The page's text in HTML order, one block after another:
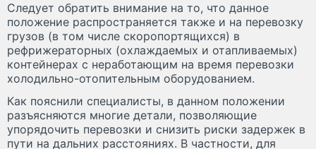
Следует обратить внимание на то, что данное
положение распространяется также и на перевозку
грузов (в том числе скоропортящихся) в
рефрижераторных (охлаждаемых и отапливаемых)
контейнерах с неработающим на время перевозки
холодильно-отопительным оборудованием.
Как пояснили специалисты, в данном положении
разъясняются многие детали, позволяющие
упорядочить перевозки и снизить риски задержек в
пути на дальних расстояниях. В частности, для